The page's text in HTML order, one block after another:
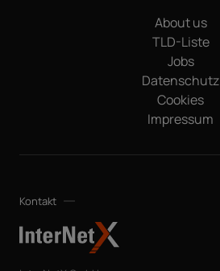
About us
TLD-Liste
Jobs
Datenschutz
Cookies
Impressum
Kontakt